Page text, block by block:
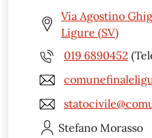
Via Agostino
Ligure (SV)
019 6890452
Stefano Morasso